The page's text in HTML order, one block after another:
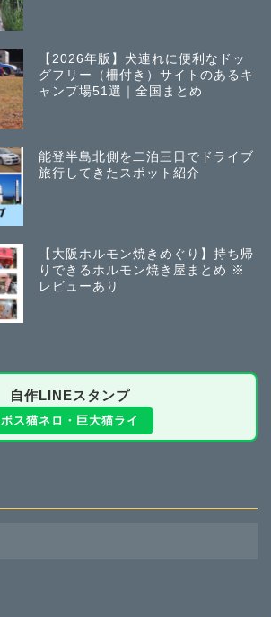
【2026年版】犬連れに便利なドッ
グフリー（柵付き）サイトのあるキ
ャンプ場51選｜全国まとめ
能登半島北側を二泊三日でドライブ
旅行してきたスポット紹介
【大阪ホルモン焼きめぐり】持ち帰
りできるホルモン焼き屋まとめ ※
レビューあり
自作LINEスタンプ
ボス猫ネロ・巨大猫ライ